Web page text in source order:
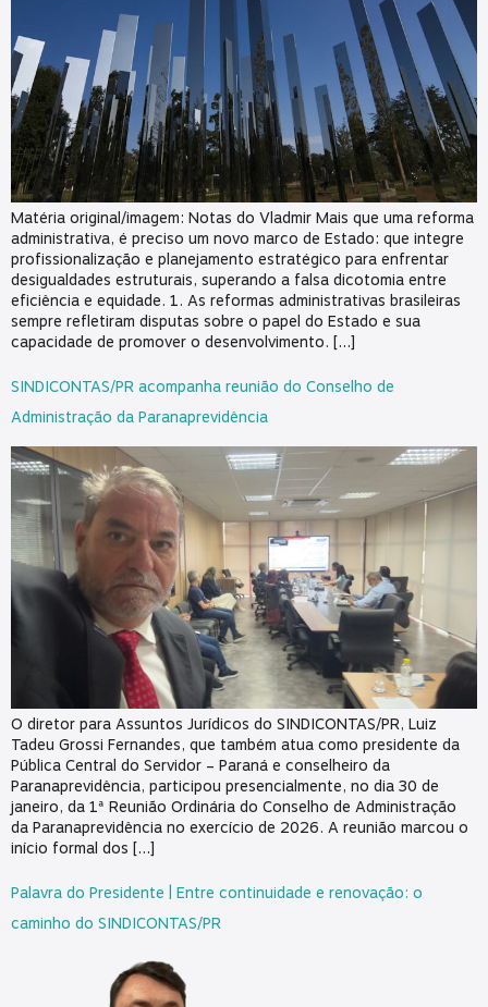
Matéria original/imagem: Notas do Vladmir Mais que uma reforma
administrativa, é preciso um novo marco de Estado: que integre
profissionalização e planejamento estratégico para enfrentar
desigualdades estruturais, superando a falsa dicotomia entre
eficiência e equidade. 1. As reformas administrativas brasileiras
sempre refletiram disputas sobre o papel do Estado e sua
capacidade de promover o desenvolvimento. […]
SINDICONTAS/PR acompanha reunião do Conselho de
Administração da Paranaprevidência
O diretor para Assuntos Jurídicos do SINDICONTAS/PR, Luiz
Tadeu Grossi Fernandes, que também atua como presidente da
Pública Central do Servidor – Paraná e conselheiro da
Paranaprevidência, participou presencialmente, no dia 30 de
janeiro, da 1ª Reunião Ordinária do Conselho de Administração
da Paranaprevidência no exercício de 2026. A reunião marcou o
início formal dos […]
Palavra do Presidente | Entre continuidade e renovação: o
caminho do SINDICONTAS/PR